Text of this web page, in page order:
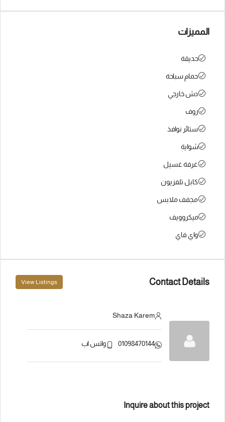
المميزات
حديقة
حمام سباحة
دش خارجي
روف
ستائر نوافذ
شواية
غرفة غسيل
كابل تلفزيون
مجفف ملابس
ميكروويف
واي فاي
Contact Details
View Listings
Shaza Karem
01098470144 واتس اب
Inquire about this project